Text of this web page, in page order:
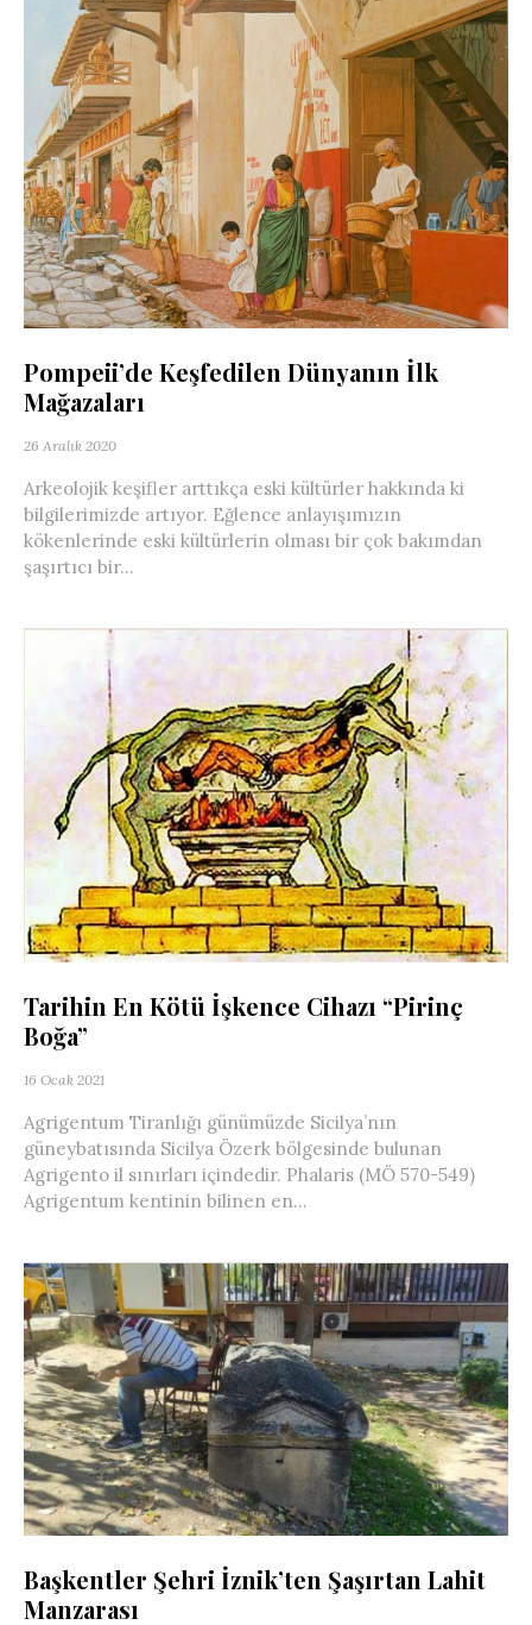
Pompeii’de Keşfedilen Dünyanın İlk
Mağazaları
26 Aralık 2020
Arkeolojik keşifler arttıkça eski kültürler hakkında ki
bilgilerimizde artıyor. Eğlence anlayışımızın
kökenlerinde eski kültürlerin olması bir çok bakımdan
şaşırtıcı bir...
Tarihin En Kötü İşkence Cihazı “Pirinç
Boğa”
16 Ocak 2021
Agrigentum Tiranlığı günümüzde Sicilya’nın
güneybatısında Sicilya Özerk bölgesinde bulunan
Agrigento il sınırları içindedir. Phalaris (MÖ 570-549)
Agrigentum kentinin bilinen en...
Başkentler Şehri İznik’ten Şaşırtan Lahit
Manzarası